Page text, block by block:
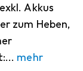
Akkus
zum Heben,
mehr